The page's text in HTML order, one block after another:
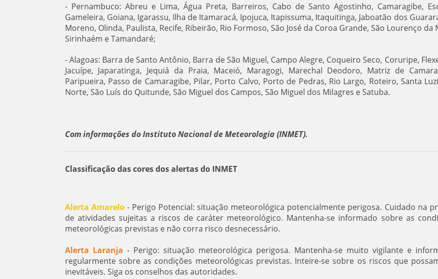
- Pernambuco: Abreu e Lima, Água Preta, Barreiros, Cabo de Santo Agostinho, Camaragibe,
Gameleira, Goiana, Igarassu, Ilha de Itamaracá, Ipojuca, Itapissuma, Itaquitinga, Jaboatão dos
Moreno, Olinda, Paulista, Recife, Ribeirão, Rio Formoso, São José da Coroa Grande, São Lourenço da
Sirinhaém e Tamandaré;
- Alagoas: Barra de Santo Antônio, Barra de São Miguel, Campo Alegre, Coqueiro Seco, Coruripe,
Jacuípe, Japaratinga, Jequiá da Praia, Maceió, Maragogi, Marechal Deodoro, Matriz de
Paripueira, Passo de Camaragibe, Pilar, Porto Calvo, Porto de Pedras, Rio Largo, Roteiro, Santa
Norte, São Luís do Quitunde, São Miguel dos Campos, São Miguel dos Milagres e Satuba.
Com informações do Instituto Nacional de Meteorologia (INMET).
Classificação das cores dos alertas do INMET
Alerta Amarelo- Perigo Potencial: situação meteorológica potencialmente perigosa. Cuidado na
de atividades sujeitas a riscos de caráter meteorológico. Mantenha-se informado sobre as
meteorológicas previstas e não corra risco desnecessário.
Alerta Laranja - Perigo: situação meteorológica perigosa. Mantenha-se muito vigilante e
regularmente sobre as condições meteorológicas previstas. Inteire-se sobre os riscos que
inevitáveis. Siga os conselhos das autoridades.